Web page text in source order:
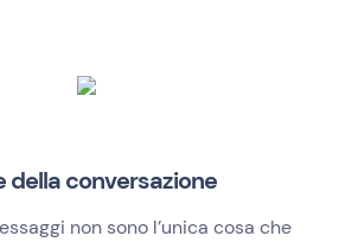
della conversazione
non sono l’unica cosa che